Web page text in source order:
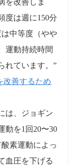
度は週に150分
中等度（やや
運動持続時間
れています。”
改善するため
は、ジョギン
動を1回20〜30
素運動によっ
血圧を下げる